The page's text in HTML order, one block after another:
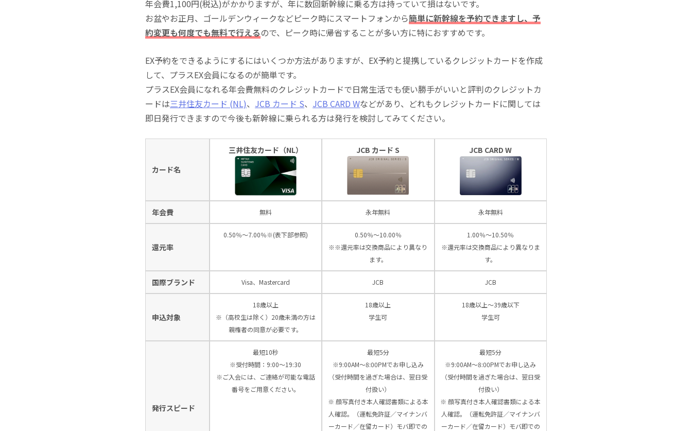
年会費1,100円(税込)がかかりますが、年に数回新幹線に乗る方は持っていて損はないです。
お盆やお正月、ゴールデンウィークなどピーク時にスマートフォンから簡単に新幹線を予約できますし、予
約変更も何度でも無料で行えるので、ピーク時に帰省することが多い方に特におすすめです。
EX予約をできるようにするにはいくつか方法がありますが、EX予約と提携しているクレジットカードを作成
して、プラスEX会員になるのが簡単です。
プラスEX会員になれる年会費無料のクレジットカードで日常生活でも使い勝手がいいと評判のクレジットカ
ードは三井住友カード (NL)、 JCB カード S、 JCB CARD Wなどがあり、どれもクレジットカードに関しては
即日発行できますので今後も新幹線に乗られる方は発行を検討してみてください。
カード名
三井住友カード（NL） JCB カード S JCB CARD W
年会費 無料 永年無料 永年無料
還元率
0.50％～7.00％※(表下部参照)
0.50％～10.00％
※※還元率は交換商品により異なり
ます。
1.00％～10.50％
※還元率は交換商品により異なりま
す。
国際ブランド Visa、Mastercard JCB JCB
申込対象
18歳以上
※（高校生は除く）20歳未満の方は
親権者の同意が必要です。
18歳以上
学生可
18歳以上～39歳以下
学生可
発行スピード
最短10秒
※受付時間：9:00〜19:30
※ご入会には、ご連絡が可能な電話
番号をご用意ください。
最短5分
※9:00AM～8:00PMでお申し込み
（受付時間を過ぎた場合は、翌日受
付扱い）
※ 顔写真付き本人確認書類による本
人確認。（運転免許証／マイナンバ
ーカード／在留カード）モバ即での
最短5分
※9:00AM～8:00PMでお申し込み
（受付時間を過ぎた場合は、翌日受
付扱い）
※ 顔写真付き本人確認書類による本
人確認。（運転免許証／マイナンバ
ーカード／在留カード）モバ即での